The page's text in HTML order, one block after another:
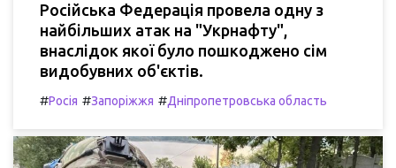
Російська Федерація провела одну з
найбільших атак на "Укрнафту",
внаслідок якої було пошкоджено сім
видобувних об'єктів.
#Росія #Запоріжжя #Дніпропетровська область